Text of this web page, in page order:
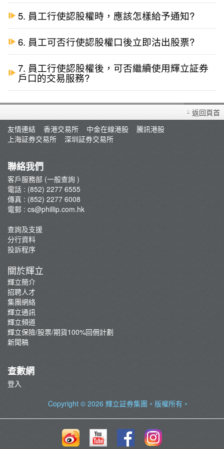
5. 員工行使認股權時，應該怎樣給予通知?
6. 員工可否行使認股權口後立即沽出股票?
7. 員工行使認股權後，可否繼續使用輝立証券
戶口的交易服務?
返回頁首
友情連結
香港交易所 中金在線港股
騰訊港股
上海証券交易所
深圳証券交易所
聯絡我們
客戶服務部 (一般查詢 )
電話 : (852) 2277 6555
傳真 : (852) 2277 6008
電郵 : cs@phillip.com.hk
查詢及支援
分行資料
投訴程序
關於輝立
輝立簡介
招聘人才
集團網絡
輝立通訊
輝立頻道
輝立保險/股票/期貨100%回佣計劃
新聞稿
查數網
登入
Copyright © 2026 輝立証券集團 。版權所有。